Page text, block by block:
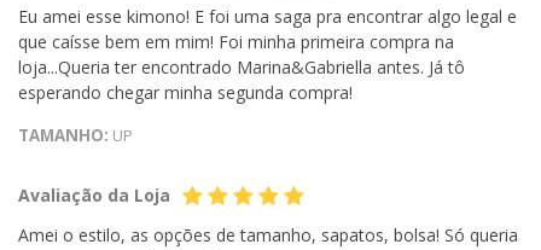
Eu amei esse kimono! E foi uma saga pra encontrar algo legal e
que caísse bem em mim! Foi minha primeira compra na
loja...Queria ter encontrado Marina&Gabriella antes. Já tô
esperando chegar minha segunda compra!
TAMANHO: UP
Avaliação da Loja
Amei o estilo, as opções de tamanho, sapatos, bolsa! Só queria